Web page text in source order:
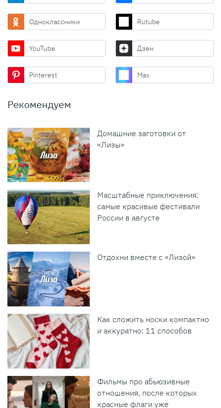
Одноклассники Rutube
YouTube Дзен
Pinterest Max
Рекомендуем
Домашние заготовки от
«Лизы»
Масштабные приключения:
самые красивые фестивали
России в августе
Отдохни вместе с «Лизой»
Как сложить носки компактно
и аккуратно: 11 способов
Фильмы про абьюзивные
отношения, после которых
красные флаги уже